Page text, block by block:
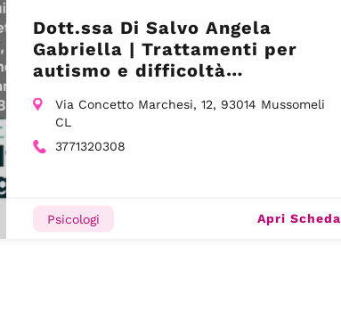
Dott.ssa Di Salvo Angela
Gabriella | Trattamenti per
autismo e difficoltà
Mussomeli (CL)
Via Concetto Marchesi, 12, 93014 Mussomeli
CL
3771320308
Psicologi Apri Scheda